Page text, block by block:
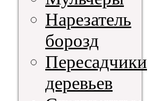
Нарезатель
борозд
Пересадчики
деревьев